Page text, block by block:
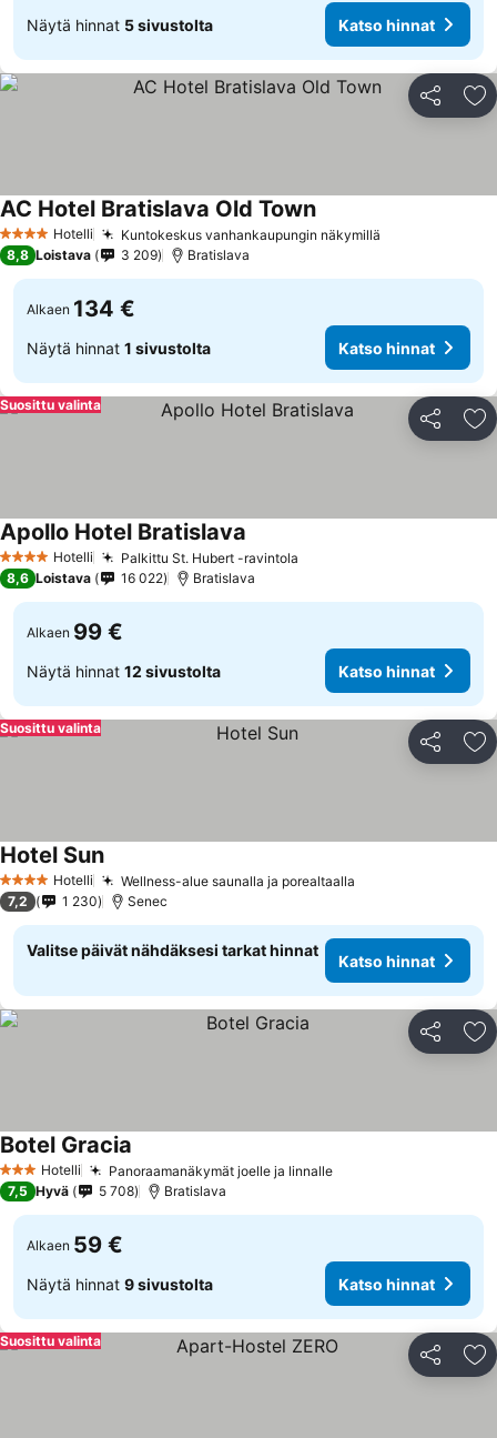
Näytä hinnat 5 sivustolta Katso hinnat
Jaa
4 Tähtiluokitus
Hotelli Kuntokeskus vanhankaupungin näkymillä
AC Hotel Bratislava Old Town
8,8 Loistava 3 209 Bratislava
Alkaen 134 €
Näytä hinnat 1 sivustolta Katso hinnat
Jaa
Suosittu valinta
4 Tähtiluokitus
Hotelli Palkittu St. Hubert -ravintola
Apollo Hotel Bratislava
8,6 Loistava 16 022 Bratislava
Alkaen 99 €
Näytä hinnat 12 sivustolta Katso hinnat
Jaa
Suosittu valinta
4 Tähtiluokitus
Hotelli Wellness-alue saunalla ja porealtaalla
Hotel Sun
7,2 1 230 Senec
Valitse päivät nähdäksesi tarkat hinnat
Katso hinnat
Jaa
3 Tähtiluokitus
Hotelli Panoraamanäkymät joelle ja linnalle
Botel Gracia
7,5 Hyvä 5 708 Bratislava
Alkaen 59 €
Näytä hinnat 9 sivustolta Katso hinnat
Jaa
Suosittu valinta